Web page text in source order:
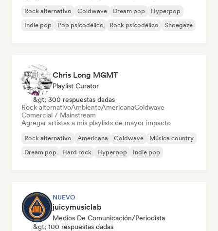
Rock alternativo Coldwave Dream pop
Hyperpop
Indie pop
Pop psicodélico Rock psicodélico Shoegaze
Chris Long MGMT
Playlist Curator
&gt; 300 respuestas dadas
Rock alternativoAmbienteAmericanaColdwave
Comercial / Mainstream
Agregar artistas a mis playlists de mayor impacto
Rock alternativo Americana Coldwave
Música country
Dream pop
Hard rock Hyperpop Indie pop
NUEVO
juicymusiclab
Medios De Comunicación/Periodista
&gt; 100 respuestas dadas